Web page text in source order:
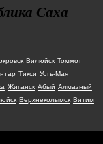
Саха
Вилюйск Томмот
Тикси Усть-Мая
Жиганск Абый Алмазный
Верхнеколымск Витим